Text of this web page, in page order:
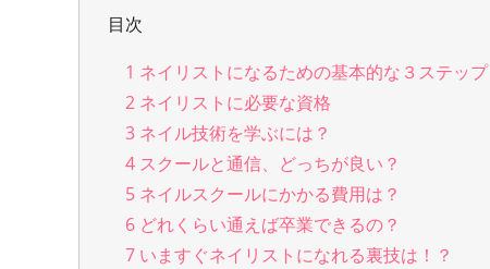
目次
1 ネイリストになるための基本的な３ステップ
2 ネイリストに必要な資格
3 ネイル技術を学ぶには？
4 スクールと通信、どっちが良い？
5 ネイルスクールにかかる費用は？
6 どれくらい通えば卒業できるの？
7 いますぐネイリストになれる裏技は！？